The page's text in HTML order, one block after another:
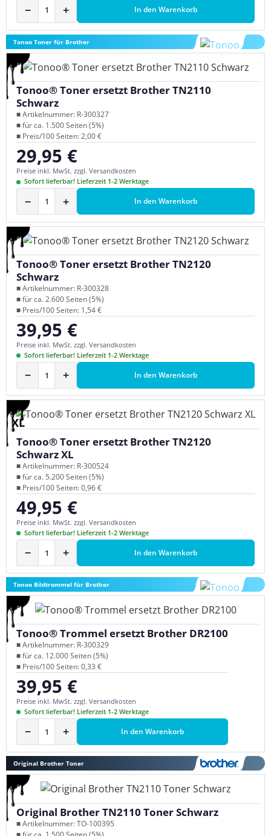
− + In den Warenkorb
Tonoo Toner für Brother
Tonoo® Toner ersetzt Brother TN2110
Schwarz
■ Artikelnummer: R-300327
■ für ca. 1.500 Seiten (5%)
■ Preis/100 Seiten: 2,00 €
Regulärer Preis:
29,95 €
Preise inkl. MwSt. zzgl. Versandkosten
Sofort lieferbar! Lieferzeit 1-2 Werktage
− + In den Warenkorb
Tonoo® Toner ersetzt Brother TN2120
Schwarz
■ Artikelnummer: R-300328
■ für ca. 2.600 Seiten (5%)
■ Preis/100 Seiten: 1,54 €
Regulärer Preis:
39,95 €
Preise inkl. MwSt. zzgl. Versandkosten
Sofort lieferbar! Lieferzeit 1-2 Werktage
− + In den Warenkorb
XL
Tonoo® Toner ersetzt Brother TN2120
Schwarz XL
■ Artikelnummer: R-300524
■ für ca. 5.200 Seiten (5%)
■ Preis/100 Seiten: 0,96 €
Regulärer Preis:
49,95 €
Preise inkl. MwSt. zzgl. Versandkosten
Sofort lieferbar! Lieferzeit 1-2 Werktage
− + In den Warenkorb
Tonoo Bildtrommel für Brother
Tonoo® Trommel ersetzt Brother DR2100
■ Artikelnummer: R-300329
■ für ca. 12.000 Seiten (5%)
■ Preis/100 Seiten: 0,33 €
Regulärer Preis:
39,95 €
Preise inkl. MwSt. zzgl. Versandkosten
Sofort lieferbar! Lieferzeit 1-2 Werktage
− + In den Warenkorb
Original Brother Toner
Original Brother TN2110 Toner Schwarz
■ Artikelnummer: TO-100395